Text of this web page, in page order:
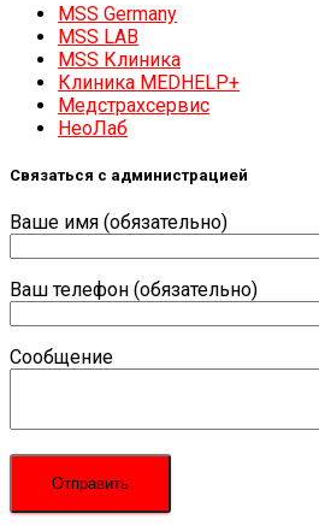
MSS Germany
MSS LAB
MSS Клиника
Клиника MEDHELP+
Медстрахсервис
НеоЛаб
Связаться с администрацией
Ваше имя (обязательно)
Ваш телефон (обязательно)
Сообщение